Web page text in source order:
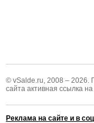
© vSalde.ru, 2008 – 2026.
сайта активная ссылка
Реклама на сайте и в